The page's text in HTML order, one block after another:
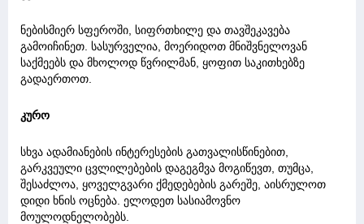
ნებისმიერ სფეროში, სიფრთხილე და თავშეკავება
გამოიჩინეთ. სასურველია, მოერიდოთ მნიშვნელოვან
საქმეებს და მხოლოდ წვრილმან, ყოფით საკითხებზე
გადაერთოთ.
კურო
სხვა ადამიანების ინტერესების გათვალისწინებით,
გარკვეული ცვლილებების დაგეგმვა მოგიწევთ, თუმცა,
შესაძლოა, ყოველგვარი ქმედებების გარეშე, აისრულოთ
დიდი ხნის ოცნება. ელოდეთ სასიამოვნო
მოულოდნელობებს.